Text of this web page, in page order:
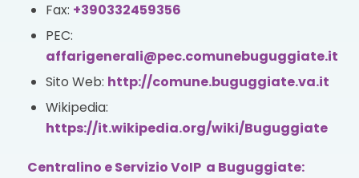
Fax: +390332459356
PEC:
affarigenerali@pec.comunebuguggiate.it
Sito Web: http://comune.buguggiate.va.it
Wikipedia:
https://it.wikipedia.org/wiki/Buguggiate
Centralino e Servizio VoIP a Buguggiate: